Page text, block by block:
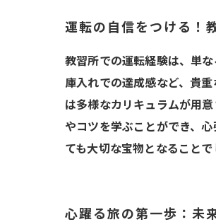
運転の自信をつける！
教習所での運転経験は、単
庫入れでの達成感など、貴
は多様なカリキュラムが用
やコツを学ぶことができ、
ても大切な宝物となること
心躍る旅の第一歩：未